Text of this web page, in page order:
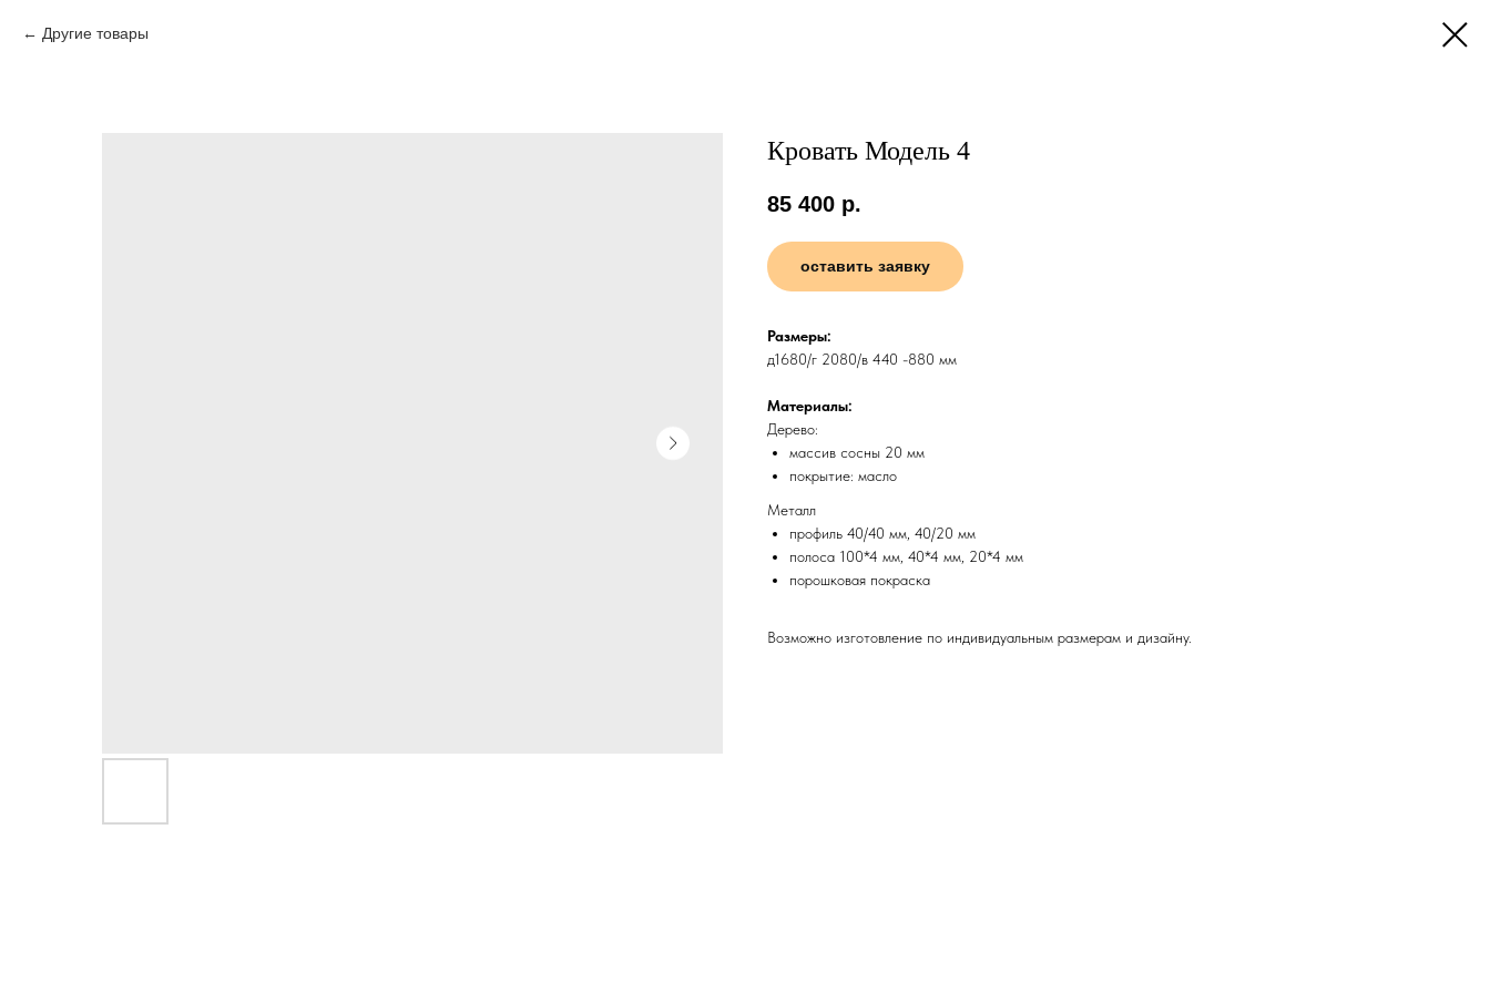
Другие товары
Кровать Модель 4
85 400 р.
оставить заявку
Размеры:
д1680/г 2080/в 440 -880 мм
Материалы:
Дерево:
массив сосны 20 мм
покрытие: масло
Металл
профиль 40/40 мм, 40/20 мм
полоса 100*4 мм, 40*4 мм, 20*4 мм
порошковая покраска
Возможно изготовление по индивидуальным размерам и дизайну.